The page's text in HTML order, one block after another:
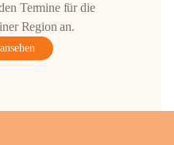
Termine für die
Region an.